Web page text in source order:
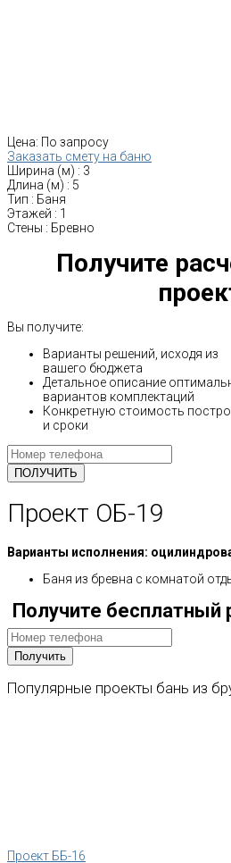
Цена: По запросу
Заказать смету на баню
Ширина (м) : 3
Длина (м) : 5
Тип : Баня
Этажей : 1
Стены : Бревно
Получите
Вы получите:
Варианты решений, исходя из
вашего бюджета
Детальное описание
вариантов комплектаций
Конкретную стоимость
и сроки
Проект ОБ-19
Варианты исполнения:
Баня из бревна с комнатой
Получите бесплатный
Популярные проекты бань из
Проект ББ-16